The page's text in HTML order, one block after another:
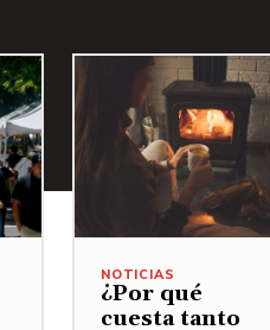
NOTICIAS
¿Por qué
cuesta tanto